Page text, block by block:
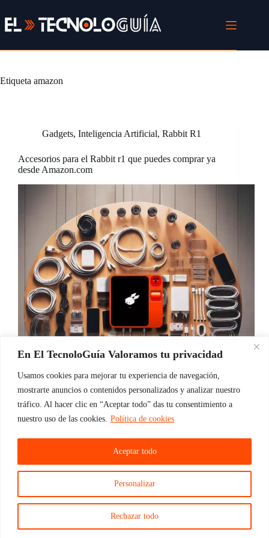
En El TecnoloGuía Valoramos tu privacidad
Usamos cookies para mejorar tu experiencia de navegación,
mostrarte anuncios o contenidos personalizados y analizar nuestro
tráfico. Al hacer clic en “Aceptar todo” das tu consentimiento a
nuestro uso de las cookies. Política de cookies
Personalizar
Rechazar todo
Aceptar todo
al
contenido
Etiqueta amazon
Gadgets, Inteligencia Artificial, Rabbit R1
Accesorios para el Rabbit r1 que puedes comprar ya
desde Amazon.com
El que no corre vuela, y sin haber salido al mercado
hay una cantidad enorme de accesorios para el
Rabbit r1 en Amazon.com Bien es sabido que a día
de hoy, en un mundo en el que cada vez va…
ElTecnoloGuia
10/04/2024